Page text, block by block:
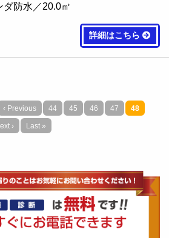
ダ防水／20.0㎡
詳細はこちら
‹ Previous 44 45 46 47 48
› Last »